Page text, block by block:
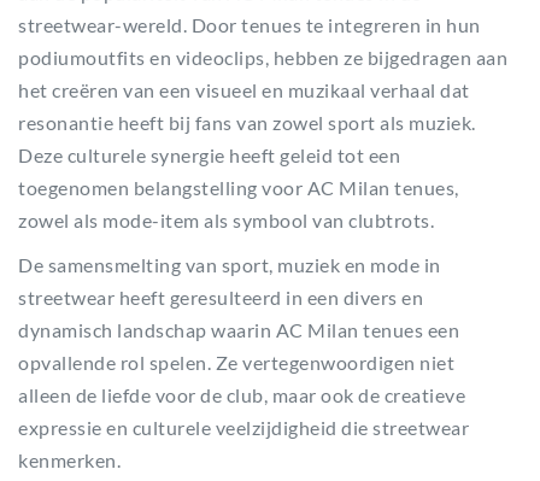
streetwear-wereld. Door tenues te integreren in hun
podiumoutfits en videoclips, hebben ze bijgedragen aan
het creëren van een visueel en muzikaal verhaal dat
resonantie heeft bij fans van zowel sport als muziek.
Deze culturele synergie heeft geleid tot een
toegenomen belangstelling voor AC Milan tenues,
zowel als mode-item als symbool van clubtrots.
De samensmelting van sport, muziek en mode in
streetwear heeft geresulteerd in een divers en
dynamisch landschap waarin AC Milan tenues een
opvallende rol spelen. Ze vertegenwoordigen niet
alleen de liefde voor de club, maar ook de creatieve
expressie en culturele veelzijdigheid die streetwear
kenmerken.